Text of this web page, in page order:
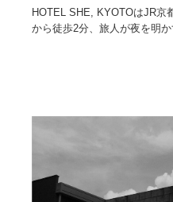
HOTEL SHE, KYOTOはJR京
から徒歩2分、旅人が夜を明